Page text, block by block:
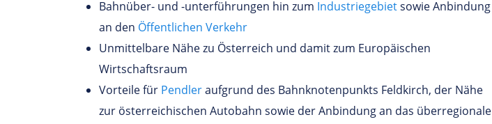
Bahnüber- und -unterführungen hin zum Industriegebietsowie Anbindung
an den Öffentlichen Verkehr
Unmittelbare Nähe zu Österreich und damit zum Europäischen
Wirtschaftsraum
Vorteile für Pendleraufgrund des Bahnknotenpunkts Feldkirch, der Nähe
zur österreichischen Autobahn sowie der Anbindung an das überregionale